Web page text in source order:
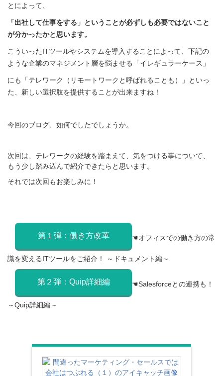
とによって、
「出社して仕事をする」ということが必ずしも必要ではないこと
が分かったかと思います。
こういったITツールやシステムを導入することによって、下記の
ような企業のマネジメント層を悩ませる「イレギュラーケース」
にも「テレワーク（リモートワークと呼ばれることも）」といっ
た、新しい選択肢を提供することが出来ますね！
今回のブログ、如何でしたでしょうか。
次回は、テレワークの経験を踏まえて、気をつける事について、
もう少し踏み込んで紹介できたらと思います。
それでは次回もお楽しみに！
第１弾：働き方改革 ☚オフィスでの働き方の常
識を変えるITツールをご紹介！ ～ドキュメント編～
第２弾：Quip詳細編 ☚Salesforceとの連携も！
～Quip詳細編～